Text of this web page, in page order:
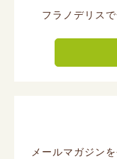
フラノデリス
メールマガジン